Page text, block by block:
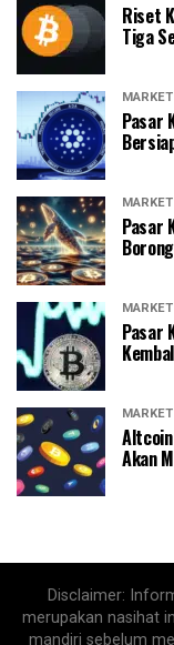
Riset
Tiga
MARKET
Pasar
MARKET
Pasar
MARKET
Pasar
MARKET
Akan
Disclaimer:
merupakan nasihat
mandiri sebelum